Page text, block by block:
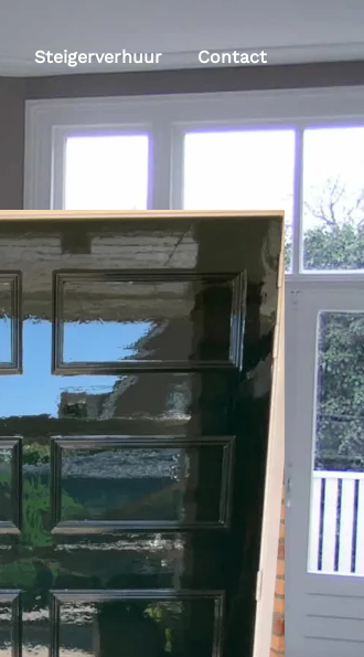
Steigerverhuur Contact